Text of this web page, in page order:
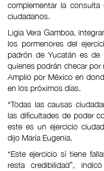
complementar la
ciudadanos.
Ligia Vera Gamboa,
los pormenores del
padrón de Yucatán es de
quienes podrán checar por
Amplio por México en
en los próximos días.
“Todas las causas
las dificultades de poder
este es un ejercicio
dijo María Eugenia.
“Este ejercicio sí tiene
resta credibilidad”,